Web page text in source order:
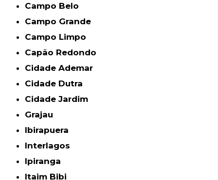
Campo Belo
Campo Grande
Campo Limpo
Capão Redondo
Cidade Ademar
Cidade Dutra
Cidade Jardim
Grajau
Ibirapuera
Interlagos
Ipiranga
Itaim Bibi